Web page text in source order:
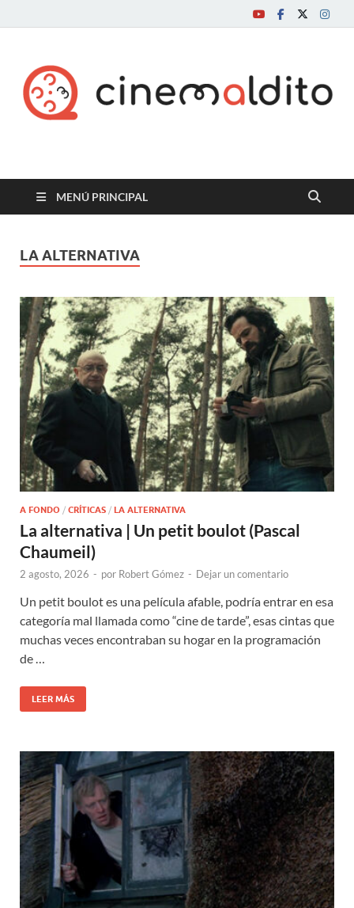
Cine maldito
MENÚ PRINCIPAL
LA ALTERNATIVA
A FONDO / CRÍTICAS / LA ALTERNATIVA
La alternativa | Un petit boulot (Pascal
Chaumeil)
2 agosto, 2026 - por Robert Gómez - Dejar un comentario
Un petit boulot es una película afable, podría entrar en esa
categoría mal llamada como “cine de tarde”, esas cintas que
muchas veces encontraban su hogar en la programación
de …
LEER MÁS